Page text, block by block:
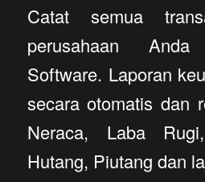
Catat semua
perusahaan
Software. Laporan
secara otomatis dan
Neraca, Laba
Hutang, Piutang dan